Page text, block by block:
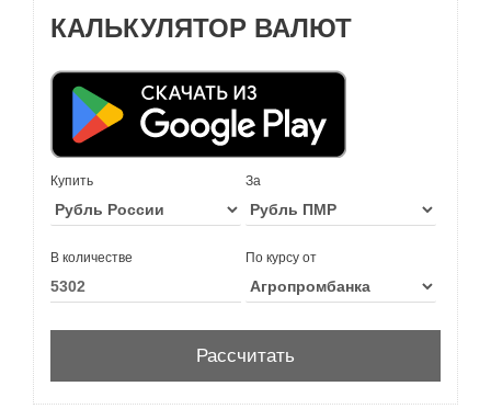
КАЛЬКУЛЯТОР ВАЛЮТ
Купить За
В количестве По курсу от